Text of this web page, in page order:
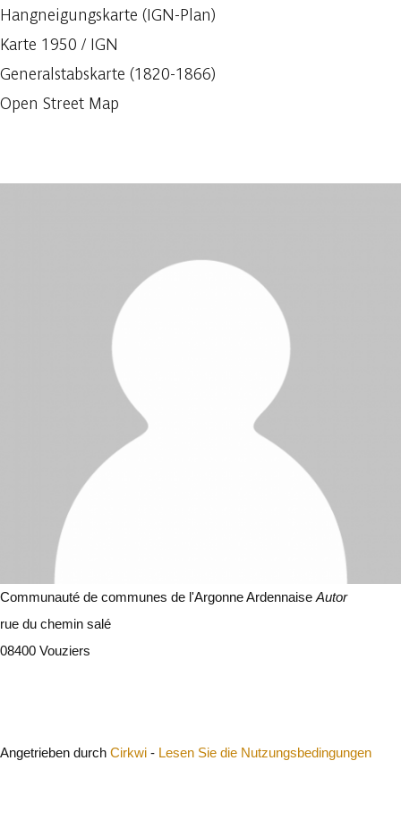
Hangneigungskarte (IGN-Plan)
Karte 1950 / IGN
Generalstabskarte (1820-1866)
Open Street Map
Communauté de communes de l'Argonne Ardennaise Autor
rue du chemin salé
08400 Vouziers
Angetrieben durch Cirkwi - Lesen Sie die Nutzungsbedingungen